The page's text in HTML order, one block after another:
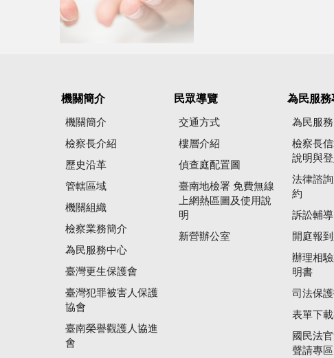
機關簡介
機關簡介
檢察長介紹
歷史沿革
管轄區域
機關組織
檢察業務簡介
為民服務中心
臺灣更生保護會
臺灣犯罪被害人保護
協會
臺南榮譽觀護人協進
會
民眾導覽
交通方式
樓層介紹
偵查庭配置圖
臺南地檢署 免費無線
上網熱區圖及使用說
明
新營辦公室
為民服務
為民服
檢察長
說明與
法律諮
約
訴訟輔導
開庭報
辦理相
明書
司法保
表單下
國民法
聲請專區